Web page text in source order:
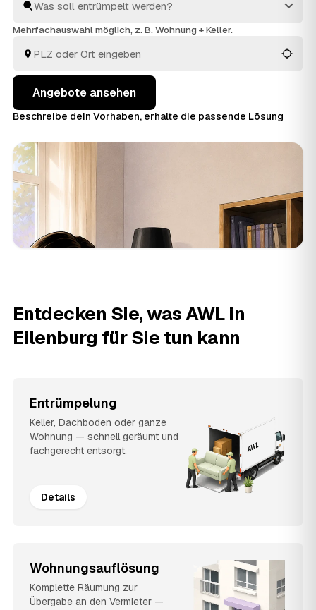
entsorgen alles fachgerecht. Verwertbare Möbel oder
Antiquitäten aus dem Nachlass werden auf die Kosten
besenrein übergeben. Die Angebote aus Eilenburg und
Bad DübenundTauchaliegen Ihnen gebündelt vor,
ohne dass Sie selbst herumtelefonieren.
Mehrfachauswahl möglich, z. B. Wohnung + Keller.
Angebote ansehen
Beschreibe dein Vorhaben, erhalte die passende Lösung
Entdecken Sie, was AWL in
Eilenburg für Sie tun kann
Entrümpelung
Keller, Dachboden oder ganze
Wohnung — schnell geräumt und
fachgerecht entsorgt.
Details
Wohnungsauflösung
Komplette Räumung zur
Übergabe an den Vermieter —